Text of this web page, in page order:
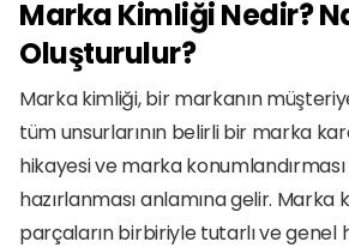
Marka Kimliği Nedir?
Oluşturulur?
Marka kimliği, bir markanın
tüm unsurlarının belirli bir marka
hikayesi ve marka
hazırlanması anlamına gelir. Marka
parçaların birbiriyle tutarlı ve genel